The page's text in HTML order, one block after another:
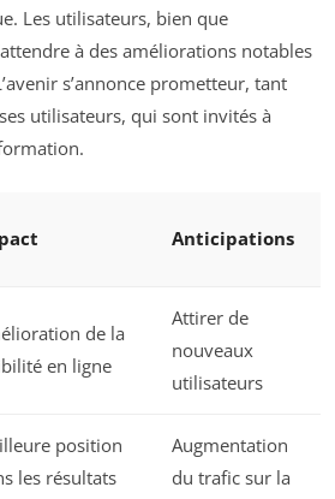
Les utilisateurs, bien que
à des améliorations notables
s’annonce prometteur, tant
utilisateurs, qui sont invités à
Anticipations
de la
en ligne
Attirer de
nouveaux
utilisateurs
position
les résultats
Augmentation
du trafic sur la